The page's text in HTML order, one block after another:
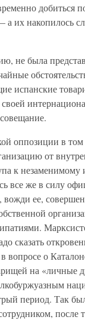
добиться
их накопилось
не была
испанские
оппозиции в
от
к
все же в силу
ее,
сказать
вопросе о
на «личные
период. Так